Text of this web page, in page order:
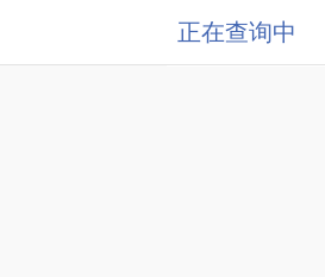
正在查询中